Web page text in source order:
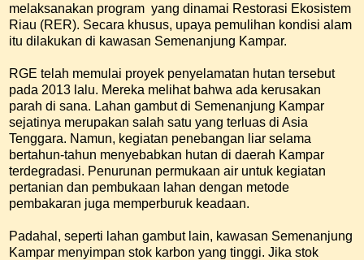
melaksanakan program yang dinamai Restorasi Ekosistem
Riau (RER). Secara khusus, upaya pemulihan kondisi alam
itu dilakukan di kawasan Semenanjung Kampar.
RGE telah memulai proyek penyelamatan hutan tersebut
pada 2013 lalu. Mereka melihat bahwa ada kerusakan
parah di sana. Lahan gambut di Semenanjung Kampar
sejatinya merupakan salah satu yang terluas di Asia
Tenggara. Namun, kegiatan penebangan liar selama
bertahun-tahun menyebabkan hutan di daerah Kampar
terdegradasi. Penurunan permukaan air untuk kegiatan
pertanian dan pembukaan lahan dengan metode
pembakaran juga memperburuk keadaan.
Padahal, seperti lahan gambut lain, kawasan Semenanjung
Kampar menyimpan stok karbon yang tinggi. Jika stok